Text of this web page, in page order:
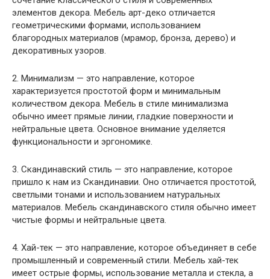
элементов декора. Мебель арт-деко отличается
геометрическими формами, использованием
благородных материалов (мрамор, бронза, дерево) и
декоративных узоров.
2. Минимализм — это направление, которое
характеризуется простотой форм и минимальным
количеством декора. Мебель в стиле минимализма
обычно имеет прямые линии, гладкие поверхности и
нейтральные цвета. Основное внимание уделяется
функциональности и эргономике.
3. Скандинавский стиль — это направление, которое
пришло к нам из Скандинавии. Оно отличается простотой,
светлыми тонами и использованием натуральных
материалов. Мебель скандинавского стиля обычно имеет
чистые формы и нейтральные цвета.
4. Хай-тек — это направление, которое объединяет в себе
промышленный и современный стили. Мебель хай-тек
имеет острые формы, использование металла и стекла, а